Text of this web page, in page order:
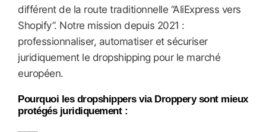
différent de la route traditionnelle “AliExpress vers
Shopify”. Notre mission depuis 2021 :
professionnaliser, automatiser et sécuriser
juridiquement le dropshipping pour le marché
européen.
Pourquoi les dropshippers via Droppery sont mieux
protégés juridiquement :